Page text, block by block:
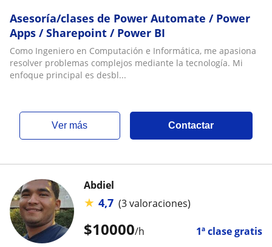
Asesoría/clases de Power Automate / Power
Apps / Sharepoint / Power BI
Como Ingeniero en Computación e Informática, me apasiona
resolver problemas complejos mediante la tecnología. Mi
enfoque principal es desbl...
ver más Contactar
$10000/h 1ª clase gratis
Abdiel
★ 4,7 (3 valoraciones)